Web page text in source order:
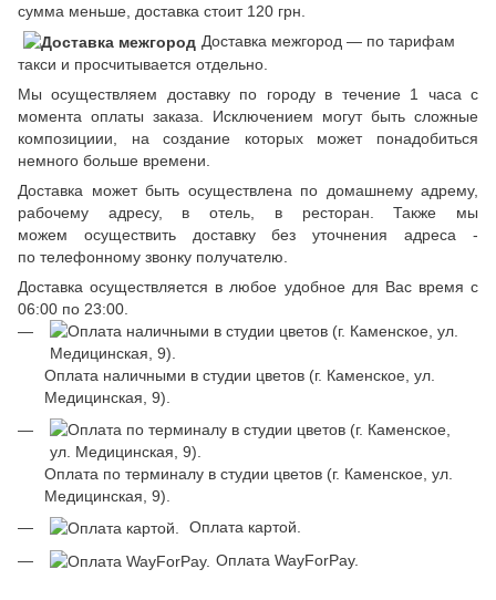
сумма меньше, доставка стоит 120 грн.
Доставка межгород — по тарифам
такси и просчитывается отдельно.
Мы осуществляем доставку по городу в течение 1 часа с
момента оплаты заказа. Исключением могут быть сложные
композициии, на создание которых может понадобиться
немного больше времени.
Доставка может быть осуществлена по домашнему адрему,
рабочему адресу, в отель, в ресторан. Также мы
можем осуществить доставку без уточнения адреса -
по телефонному звонку получателю.
Доставка осуществляется в любое удобное для Вас время с
06:00 по 23:00.
Оплата наличными в студии цветов (г. Каменское, ул.
Медицинская, 9).
Оплата по терминалу в студии цветов (г. Каменское, ул.
Медицинская, 9).
Оплата картой.
Оплата WayForPay.